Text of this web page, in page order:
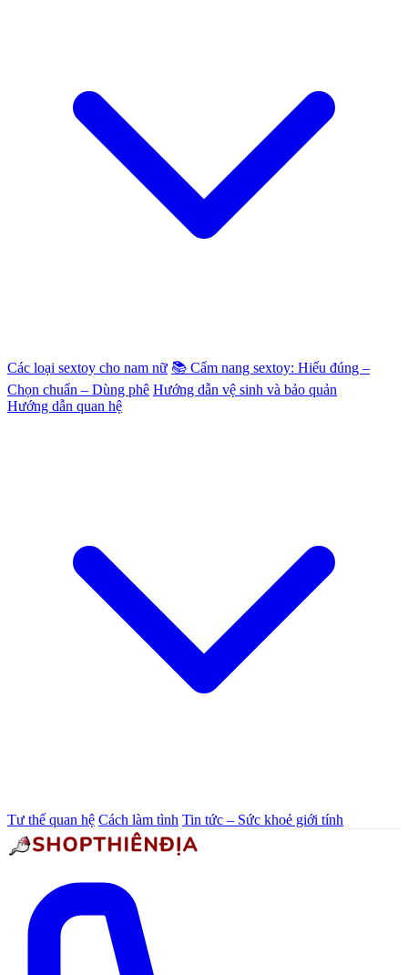
Các loại sextoy cho nam nữ 📚 Cẩm nang sextoy: Hiểu đúng –
Chọn chuẩn – Dùng phê Hướng dẫn vệ sinh và bảo quản
Hướng dẫn quan hệ
Tư thế quan hệ Cách làm tình Tin tức – Sức khoẻ giới tính